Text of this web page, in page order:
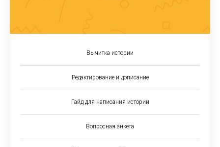
Вычитка истории
Редактирование и дописание
Гайд для написания истории
Вопросная анкета